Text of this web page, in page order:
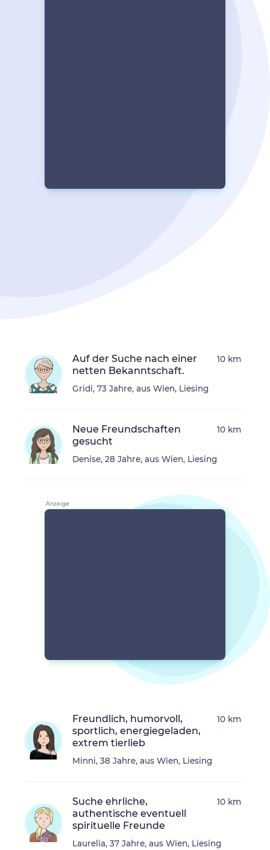
Auf der Suche nach einer
netten Bekanntschaft.
Gridi, 73 Jahre, aus Wien, Liesing
10 km
Neue Freundschaften
gesucht
Denise, 28 Jahre, aus Wien, Liesing
10 km
Freundlich, humorvoll,
sportlich, energiegeladen,
extrem tierlieb
Minni, 38 Jahre, aus Wien, Liesing
10 km
Suche ehrliche,
authentische eventuell
spirituelle Freunde
Laurelia, 37 Jahre, aus Wien, Liesing
10 km